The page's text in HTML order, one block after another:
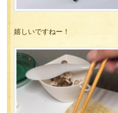
嬉しいですねー！